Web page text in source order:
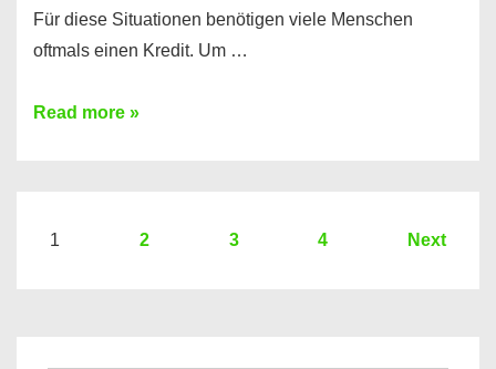
Für diese Situationen benötigen viele Menschen
oftmals einen Kredit. Um …
Brauchen
Summe
Read more »
Seitennummerierung
1 2 3 4 Next